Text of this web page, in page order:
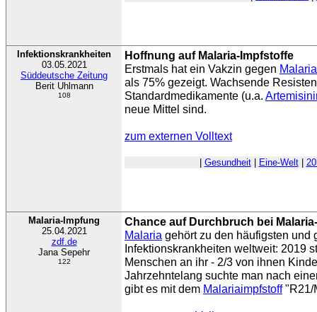
Infektionskrankheiten
03.05.2021
Süddeutsche Zeitung
Berit Uhlmann
108
Hoffnung auf Malaria-Impfstoffe
Erstmals hat ein Vakzin gegen Malaria
als 75% gezeigt. Wachsende
Standardmedikamente (u.a.
neue Mittel sind.
zum externen Volltext
Gesundheit| Eine-Welt|
Malaria-Impfung
25.04.2021
zdf.de
Jana Sepehr
122
Chance auf Durchbruch bei
Malaria gehört zu den häufigsten und
Infektionskrankheiten weltweit: 2019
Menschen an ihr - 2/3 von ihnen
Jahrzehntelang suchte man nach
gibt es mit dem Malariaimpfstoff"R21/